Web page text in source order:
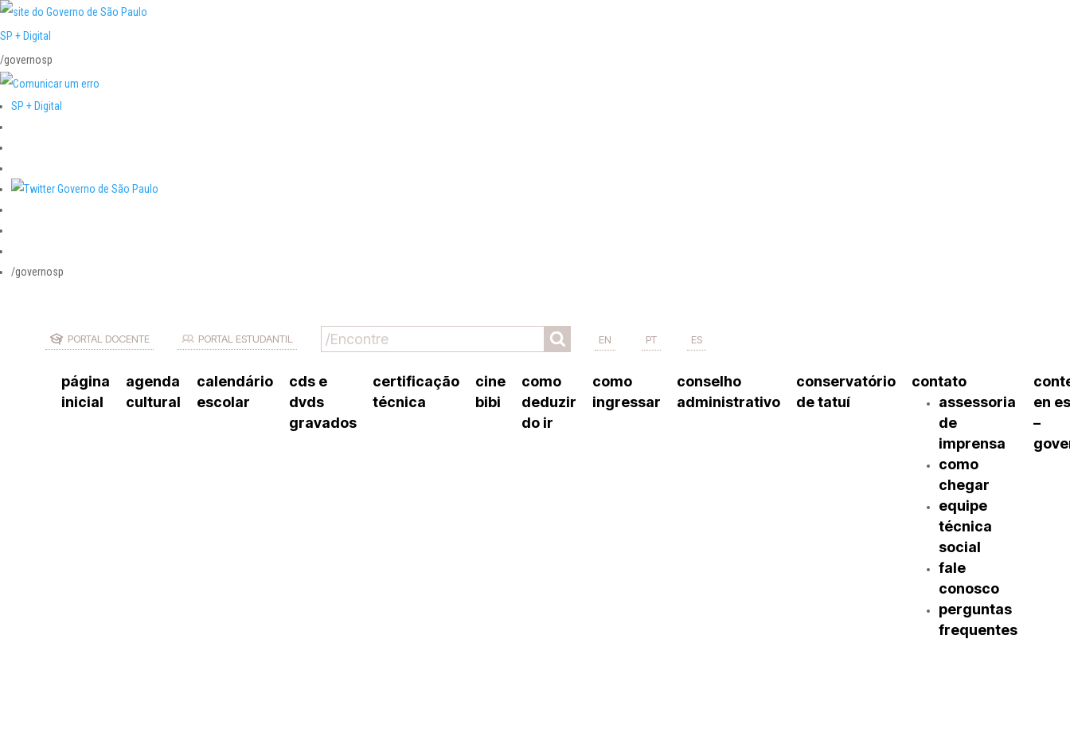
SP + Digital
/governosp
SP + Digital
/governosp
PORTAL DOCENTE PORTAL ESTUDANTIL EN PT ES
página
inicial
agenda
cultural
calendário
escolar
cds e
dvds
gravados
certificação
técnica
cine
bibi
como
deduzir
do ir
como
ingressar
conselho
administrativo
conservatório
de tatuí
contato
assessoria
de
imprensa
como
chegar
equipe
técnica
social
fale
conosco
perguntas
frequentes
en
–